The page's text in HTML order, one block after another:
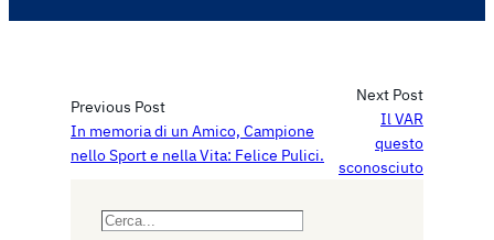
Previous Post
In memoria di un Amico, Campione
nello Sport e nella Vita: Felice Pulici.
Next Post
Il VAR
questo
sconosciuto
S